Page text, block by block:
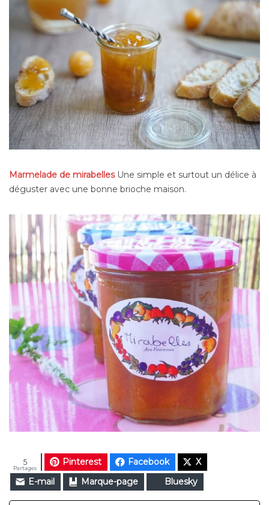
Marmelade de mirabellesUne simple et surtout un délice à
déguster avec une bonne brioche maison.
Pinterest Facebook
X
E-mail
Marque-page Bluesky
Partages
5